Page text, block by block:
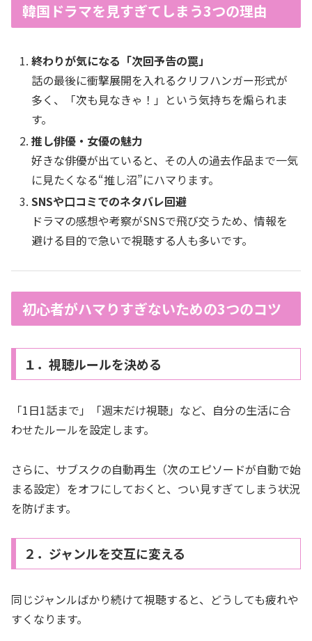
韓国ドラマを見すぎてしまう3つの理由
終わりが気になる「次回予告の罠」
話の最後に衝撃展開を入れるクリフハンガー形式が
多く、「次も見なきゃ！」という気持ちを煽られま
す。
推し俳優・女優の魅力
好きな俳優が出ていると、その人の過去作品まで一気
に見たくなる“推し沼”にハマります。
SNSや口コミでのネタバレ回避
ドラマの感想や考察がSNSで飛び交うため、情報を
避ける目的で急いで視聴する人も多いです。
初心者がハマりすぎないための3つのコツ
１．視聴ルールを決める
「1日1話まで」「週末だけ視聴」など、自分の生活に合
わせたルールを設定します。
さらに、サブスクの自動再生（次のエピソードが自動で始
まる設定）をオフにしておくと、つい見すぎてしまう状況
を防げます。
２．ジャンルを交互に変える
同じジャンルばかり続けて視聴すると、どうしても疲れや
すくなります。